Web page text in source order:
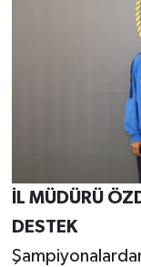
İL MÜDÜRÜ
DESTEK